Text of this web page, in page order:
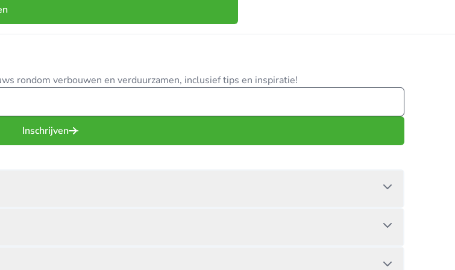
rondom verbouwen en verduurzamen, inclusief tips en inspiratie!
Inschrijven